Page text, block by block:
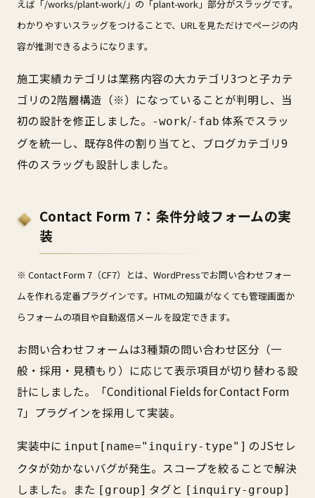
えば「/works/plant-work/」の「plant-work」部分がスラッグです。
わかりやすいスラッグをつけることで、URLを見ただけでページの内
容が推測できるようになります。
施工実績カテゴリは業務内容の大カテゴリ3つと子カテ
ゴリの2階層構造（※）になっていることが判明し、当
初の設計を修正しました。
-work/-fab 体系でスラッ
グを統一し、既存8件の割り当てと、ブログカテゴリ9
件のスラッグも設計しました。
Contact Form 7：条件分岐フォームの実
装
※ Contact Form 7（CF7）とは、WordPressでお問い合わせフォー
ムを作れる定番プラグインです。HTMLの知識がなくても管理画面か
らフォームの項目や自動返信メールを設定できます。
お問い合わせフォームは3種類の問い合わせ区分（一
般・採用・見積もり）に応じて表示項目が切り替わる設
計にしました。「Conditional Fields for Contact Form
7」プラグインを採用して実装。
実装中に input[name="inquiry-type"]
のJSセレ
クタが効かないバグが発生。スコープを絞ることで解決
しました。また
[group] タグと [inquiry-group]